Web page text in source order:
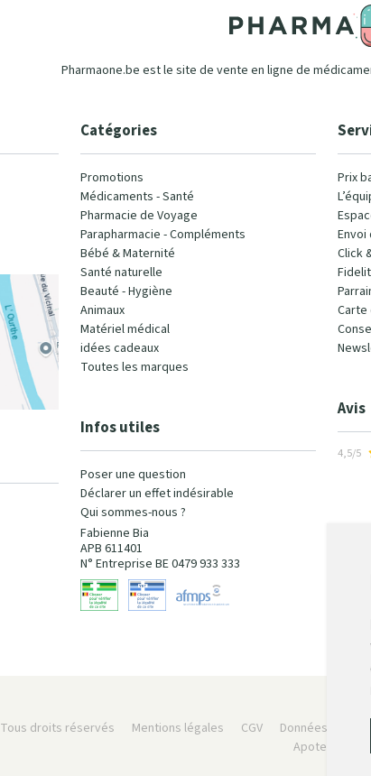
Pharmaone.be est le site de vente en ligne de
Catégories
Promotions
Médicaments - Santé
Pharmacie de Voyage
Parapharmacie - Compléments
Bébé & Maternité
Santé naturelle
Beauté - Hygiène
Animaux
Matériel médical
idées cadeaux
Toutes les marques
Infos utiles
Poser une question
Déclarer un effet indésirable
Qui sommes-nous ?
Fabienne Bia
APB 611401
N° Entreprise BE 0479 933 333
Prix
Envoi
Click
Carte
Avis
4,5/5
Tous droits réservés Mentions légales CGV Données
Apotekisto